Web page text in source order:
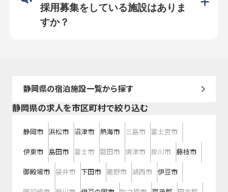
控除（水道・光熱費のみ自己負
担）！過度な残業を抑制する体制も
力を入れているため、心にゆとりを
持って料理と向き合うことができま
場です。 ※2025年11月17日時点の
情報です
給は
採用募集をしている施設はありま
すか？
静岡県の宿泊施設一覧から探す
静岡県の求人を市区町村で絞り込む
静岡市 浜松市 沼津市 熱海市 三島市 富士宮市
伊東市 島田市 富士市 磐田市 焼津市 掛川市 藤枝市
御殿場市 袋井市 下田市 裾野市 湖西市 伊豆市